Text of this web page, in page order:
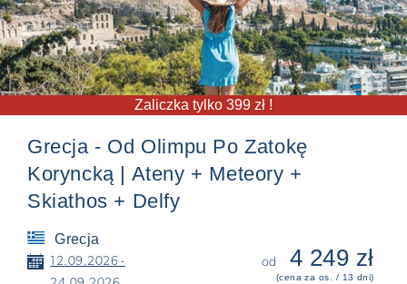
Zaliczka tylko 399 zł !
Grecja - Od Olimpu Po Zatokę
Koryncką | Ateny + Meteory +
Skiathos + Delfy
Grecja
📅
12.09.2026 -
od 4 249 zł
(cena za os. / 13 dni)